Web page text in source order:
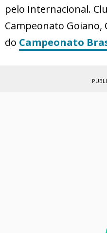
pelo Internacional.
Campeonato Goiano,
do Campeonato